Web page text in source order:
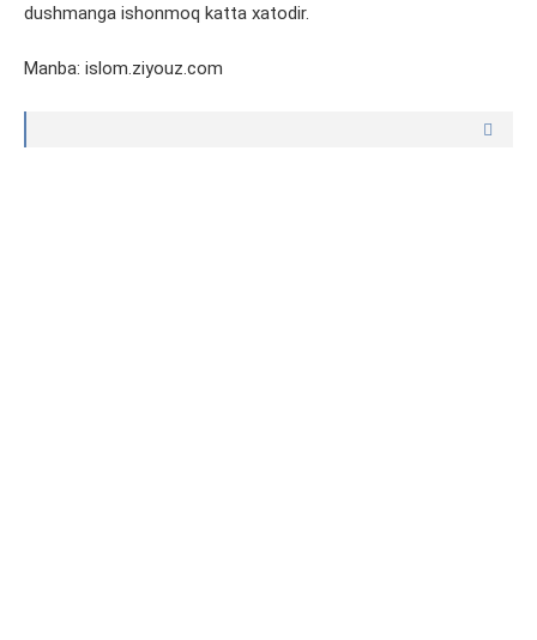
dushmanga ishonmoq katta xatodir.
Manba: islom.ziyouz.com